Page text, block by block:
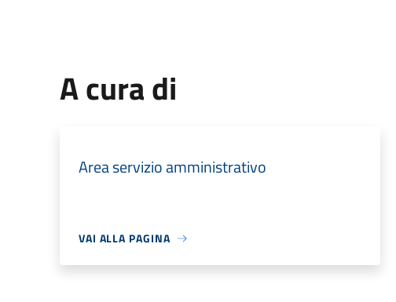
A cura di
Area servizio amministrativo
VAI ALLA PAGINA